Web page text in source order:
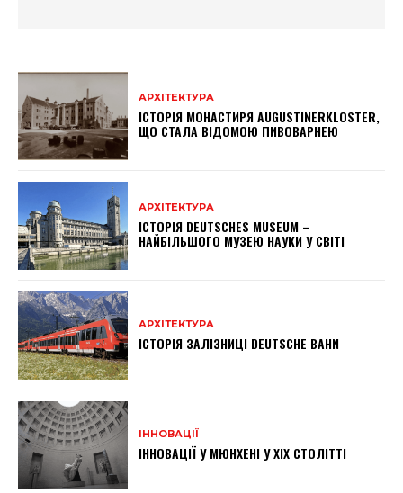
АРХІТЕКТУРА
ІСТОРІЯ МОНАСТИРЯ AUGUSTINERKLOSTER,
ЩО СТАЛА ВІДОМОЮ ПИВОВАРНЕЮ
АРХІТЕКТУРА
ІСТОРІЯ DEUTSCHES MUSEUM –
НАЙБІЛЬШОГО МУЗЕЮ НАУКИ У СВІТІ
АРХІТЕКТУРА
ІСТОРІЯ ЗАЛІЗНИЦІ DEUTSCHE BAHN
ІННОВАЦІЇ
ІННОВАЦІЇ У МЮНХЕНІ У ХІХ СТОЛІТТІ